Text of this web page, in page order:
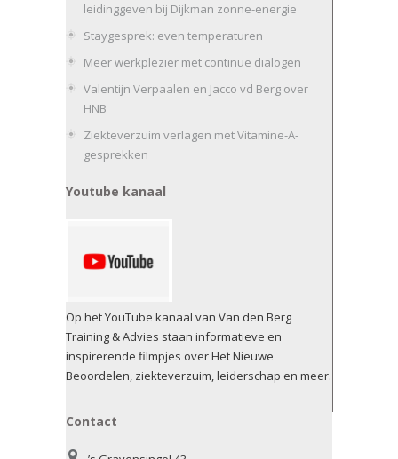
leidinggeven bij Dijkman zonne-energie
Staygesprek: even temperaturen
Meer werkplezier met continue dialogen
Valentijn Verpaalen en Jacco vd Berg over
HNB
Ziekteverzuim verlagen met Vitamine-A-
gesprekken
Youtube kanaal
Op het YouTube kanaal van Van den Berg
Training & Advies staan informatieve en
inspirerende filmpjes over Het Nieuwe
Beoordelen, ziekteverzuim, leiderschap en meer.
Contact